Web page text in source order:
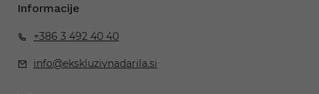
Informacije
+386 3 492 40 40
info@ekskluzivnadarila.si